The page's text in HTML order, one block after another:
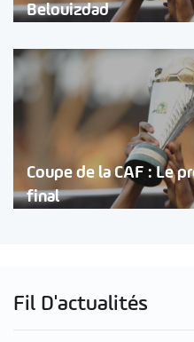
Belouizdad
Coupe de la CAF : Le
final
Fil D'actualités